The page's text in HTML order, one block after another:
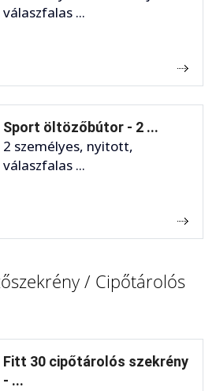
válaszfalas ...
Sport öltözőbútor - 2 ...
2 személyes, nyitott,
válaszfalas ...
/ Cipőtárolós
Fitt 30 cipőtárolós szekrény
- ...